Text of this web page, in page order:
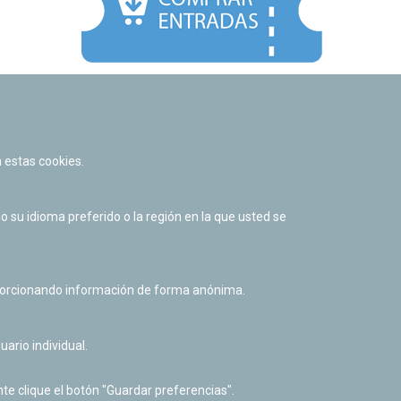
Política de cookies
Derecho de acceso a información pública
cookies.
su idioma preferido o la región en la que usted se
información de forma anónima.
individual.
clique el botón "Guardar preferencias".